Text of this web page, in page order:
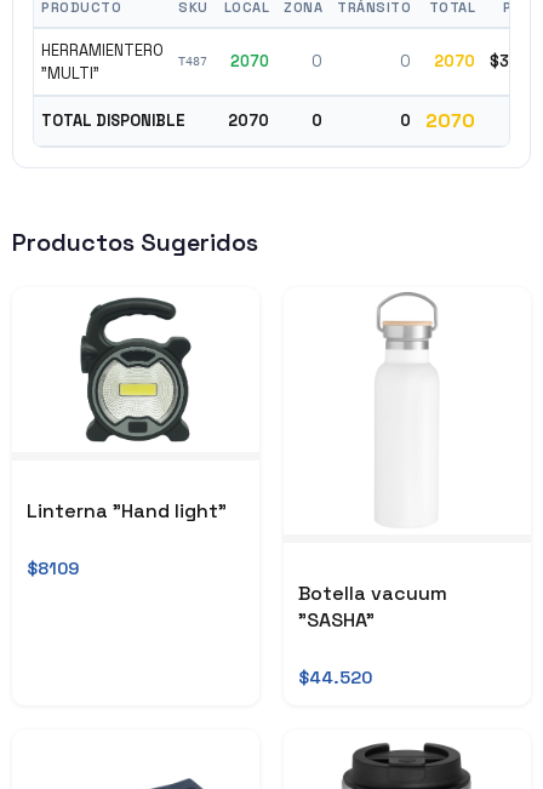
PRODUCTO SKU LOCAL ZONA TRÁNSITO TOTAL
HERRAMIENTERO
"MULTI"
T487 2070 0 0 2070
TOTAL DISPONIBLE 2070 0 0 2070
Productos Sugeridos
Linterna "Hand light"
$8109
Botella vacuum
"SASHA"
$44.520